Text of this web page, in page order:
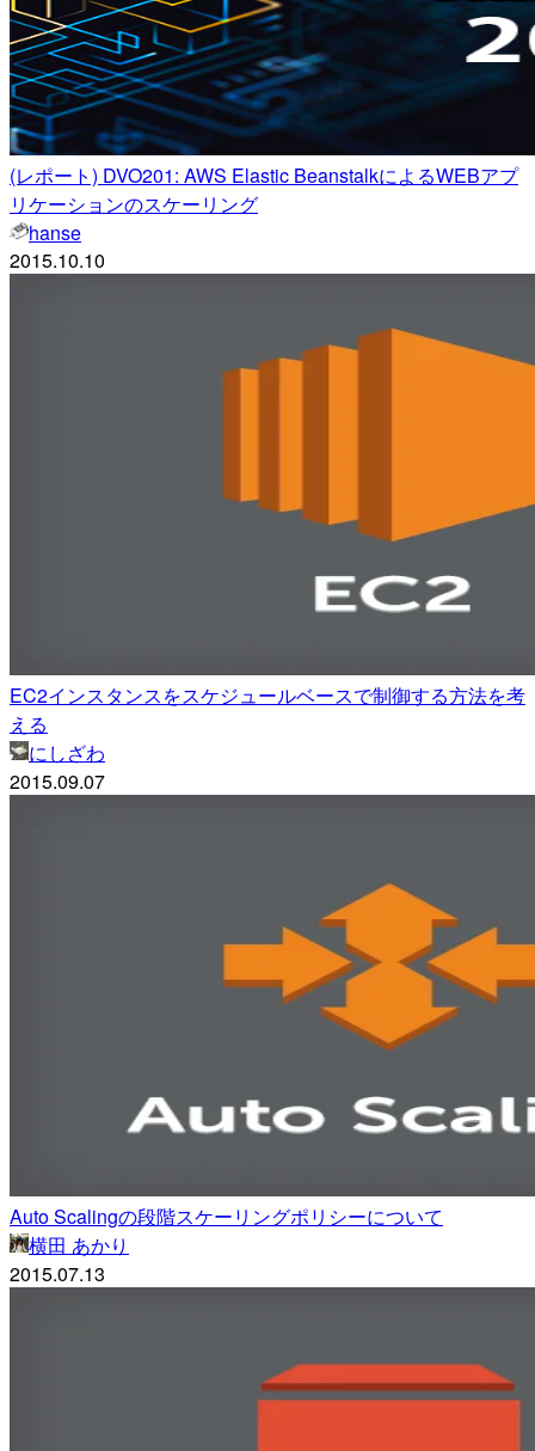
(レポート) DVO201: AWS Elastic BeanstalkによるWEBアプ
リケーションのスケーリング
hanse
2015.10.10
EC2インスタンスをスケジュールベースで制御する方法を考
える
にしざわ
2015.09.07
Auto Scalingの段階スケーリングポリシーについて
横田 あかり
2015.07.13